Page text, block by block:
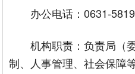
办公电话：0631-
机构职责：负责局（
制、人事管理、社会保障